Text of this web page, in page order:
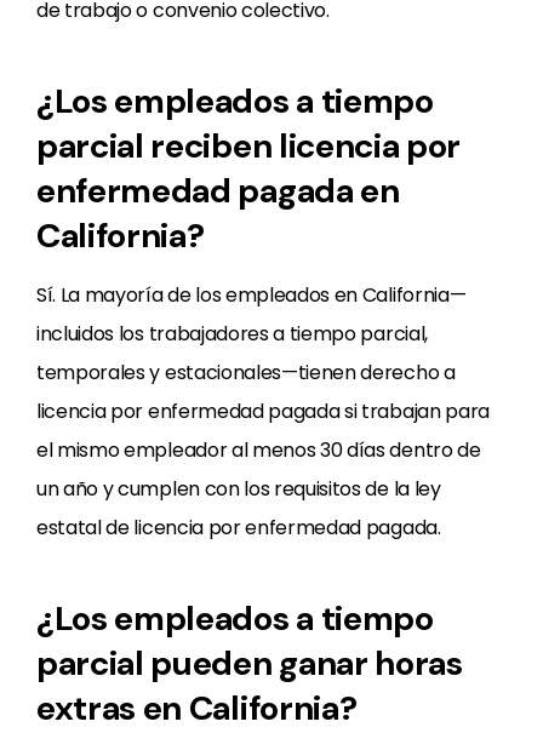
de trabajo o convenio colectivo.
¿Los empleados a tiempo
parcial reciben licencia por
enfermedad pagada en
California?
Sí. La mayoría de los empleados en California—
incluidos los trabajadores a tiempo parcial,
temporales y estacionales—tienen derecho a
licencia por enfermedad pagada si trabajan para
el mismo empleador al menos 30 días dentro de
un año y cumplen con los requisitos de la ley
estatal de licencia por enfermedad pagada.
¿Los empleados a tiempo
parcial pueden ganar horas
extras en California?